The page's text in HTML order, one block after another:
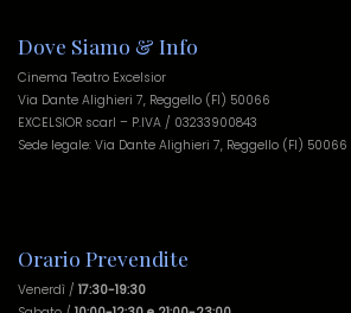
Dove Siamo & Info
Cinema Teatro Excelsior
Via Dante Alighieri 7, Reggello (FI) 50066
EXCELSIOR scarl – P.IVA / 03233900843
Sede legale: Via Dante Alighieri 7, Reggello (FI) 50066
Orario Prevendite
Venerdì / 17:30-19:30